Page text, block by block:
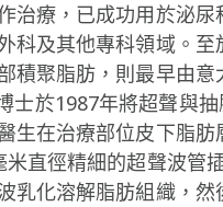
治療，已成功用於泌尿
科及其他專科領域。至
積聚脂肪，則最早由意
士於1987年將超聲與
生在治療部位皮下脂肪
米直徑精細的超聲波管
乳化溶解脂肪組織，然